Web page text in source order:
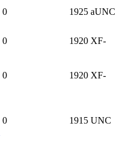
0 1925 aUNC
0 1920 XF-
0 1920 XF-
0 1915 UNC